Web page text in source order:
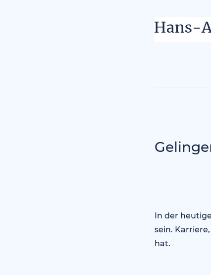
In der
sein.
hat.